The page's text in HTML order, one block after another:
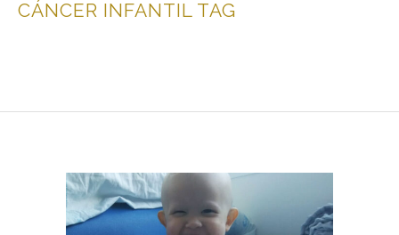
CÁNCER INFANTIL TAG